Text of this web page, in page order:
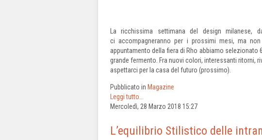
La ricchissima settimana del design
ci accompagneranno per i prossimi mesi, ma non
appuntamento della fiera di Rho abbiamo selezionato
grande fermento. Fra nuovi colori, interessanti
aspettarci per la casa del futuro (prossimo).
Pubblicato in Magazine
Leggi tutto...
Mercoledì, 28 Marzo 2018 15:27
L’equilibrio Stilistico delle